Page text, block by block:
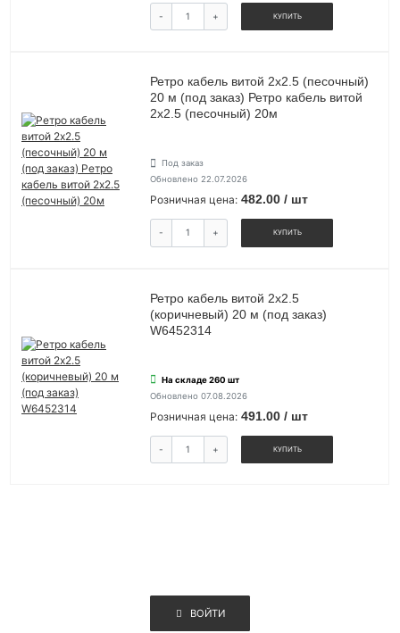
- + КУПИТЬ
Ретро кабель витой 2х2.5 (песочный)
20 м (под заказ) Ретро кабель витой
2х2.5 (песочный) 20м
Под заказ
Обновлено 22.07.2026
Розничная цена: 482.00 / шт
- + КУПИТЬ
Ретро кабель витой 2х2.5
(коричневый) 20 м (под заказ)
W6452314
На складе 260 шт
Обновлено 07.08.2026
Розничная цена: 491.00 / шт
- + КУПИТЬ
ВОЙТИ